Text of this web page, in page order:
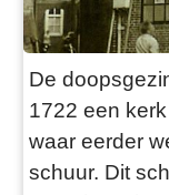
De
1722 een
waar eerder
schuur. Dit